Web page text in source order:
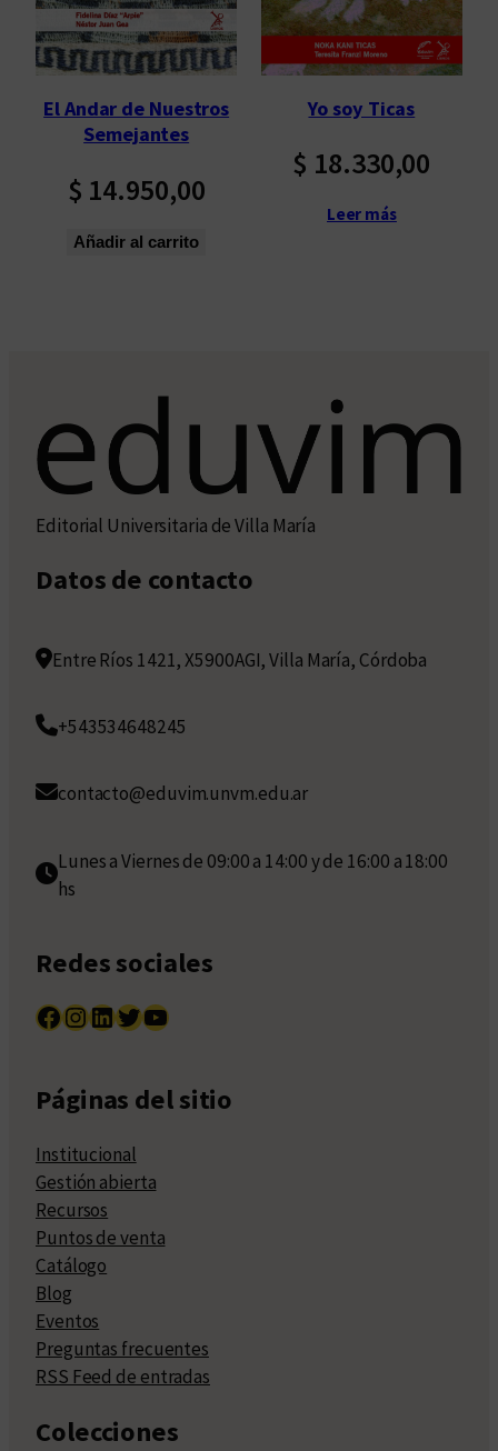
El Andar de Nuestros
Semejantes
$ 14.950,00
Añadir al carrito
Yo soy Ticas
$ 18.330,00
Leer más
Editorial Universitaria de Villa María
Datos de contacto
Entre Ríos 1421, X5900AGI, Villa María, Córdoba
+543534648245
contacto@eduvim.unvm.edu.ar
Lunes a Viernes de 09:00 a 14:00 y de 16:00 a 18:00
hs
Redes sociales
Facebook InstagramLinkedIn Twitter YouTube
Páginas del sitio
Institucional
Gestión abierta
Recursos
Puntos de venta
Catálogo
Blog
Eventos
Preguntas frecuentes
RSS Feed de entradas
Colecciones